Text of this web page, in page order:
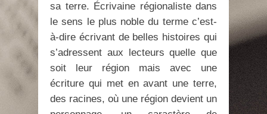
sa terre. Écrivaine régionaliste dans
le sens le plus noble du terme c’est-
à-dire écrivant de belles histoires qui
s’adressent aux lecteurs quelle que
soit leur région mais avec une
écriture qui met en avant une terre,
des racines, où une région devient un